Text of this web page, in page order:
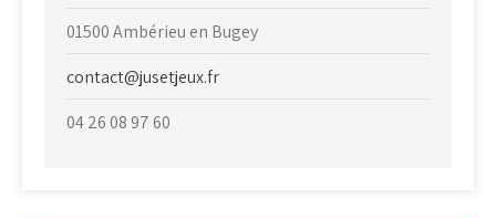
01500 Ambérieu en Bugey
contact@jusetjeux.fr
04 26 08 97 60